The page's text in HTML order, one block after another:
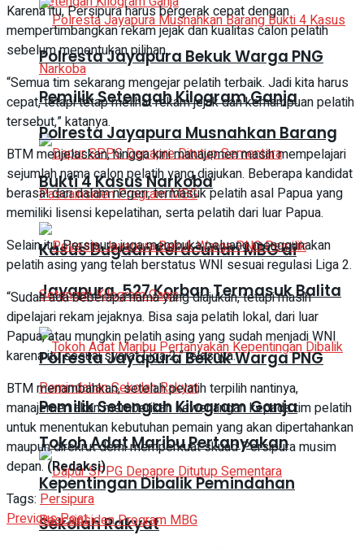
Polresta Jayapura Bekuk Warga PNG
Pemilik Setengah Kilogram Ganja
Kasus Dugaan Keracunan MBG di
Jayapura, 527 Korban Termasuk Balita
Tokoh Adat Maribu Pertanyakan
Kepentingan Dibalik Pemindahan
Sekolah Rakyat
Polresta Jayapura Musnahkan Barang
Bukti 4 Kasus Narkoba
Polresta Jayapura Bekuk Warga PNG
Pemilik Setengah Kilogram Ganja
Karena itu, Persipura harus bergerak cepat dengan
mempertimbangkan rekam jejak dan kualitas calon pelatih
sebelum menentukan pilihan.
“Semua tim sekarang mengejar pelatih terbaik. Jadi kita harus
cepat, tetapi tetap melihat rekam jejak dan kemampuan pelatih
tersebut,” katanya.
BTM menjelaskan, hingga kini manajemen masih mempelajari
sejumlah nama calon pelatih yang diajukan. Beberapa kandidat
berasal dari dalam negeri, termasuk pelatih asal Papua yang
memiliki lisensi kepelatihan, serta pelatih dari luar Papua.
Selain itu, Persipura juga membuka peluang menggunakan
pelatih asing yang telah berstatus WNI sesuai regulasi Liga 2.
“Sudah ada beberapa nama yang diajukan, tetapi masih
dipelajari rekam jejaknya. Bisa saja pelatih lokal, dari luar
Papua, atau mungkin pelatih asing yang sudah menjadi WNI
karena itu sesuai syarat Liga 2,” jelasnya.
BTM menambahkan, setelah pelatih terpilih nantinya,
manajemen akan memberikan kewenangan kepada tim pelatih
untuk menentukan kebutuhan pemain yang akan dipertahankan
maupun direkrut demi memperkuat skuad Persipura musim
depan.(Redaksi)
Tags: Persipura
Previous Post